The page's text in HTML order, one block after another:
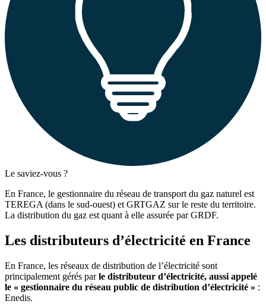
Le saviez-vous ?
En France, le gestionnaire du réseau de transport du gaz naturel est
TEREGA (dans le sud-ouest) et GRTGAZ sur le reste du territoire.
La distribution du gaz est quant à elle assurée par GRDF.
Les distributeurs d’électricité en France
En France, les réseaux de distribution de l’électricité sont
principalement gérés parle distributeur d’électricité, aussi appelé
le « gestionnaire du réseau public de distribution d’électricité » :
Enedis.